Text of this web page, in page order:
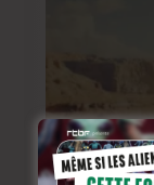
« Coyote vs.
enfin une